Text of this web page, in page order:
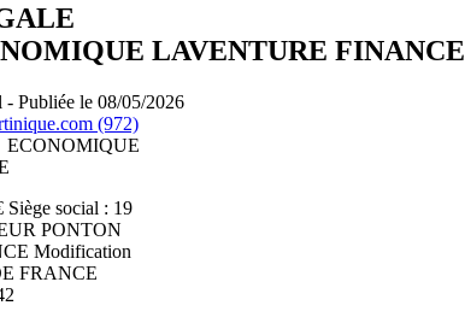
LAVENTURE FINANCE
- Publiée le 08/05/2026
(972)
Siège social : 19
PONTON
Modification
FRANCE